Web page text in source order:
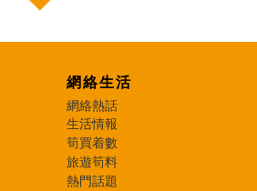
網絡生活
網絡熱話
生活情報
筍買着數
旅遊筍料
熱門話題